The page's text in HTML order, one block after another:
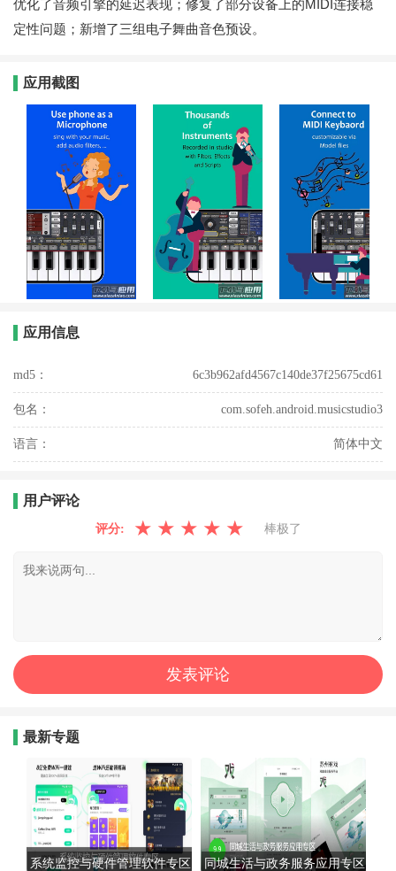
优化了音频引擎的延迟表现；修复了部分设备上的MIDI连接稳
定性问题；新增了三组电子舞曲音色预设。
应用截图
应用信息
md5： 6c3b962afd4567c140de37f25675cd61
包名： com.sofeh.android.musicstudio3
语言： 简体中文
用户评论
评分: ★ ★ ★ ★ ★ 棒极了
最新专题
系统监控与硬件管理软件专区 同城生活与政务服务应用专区